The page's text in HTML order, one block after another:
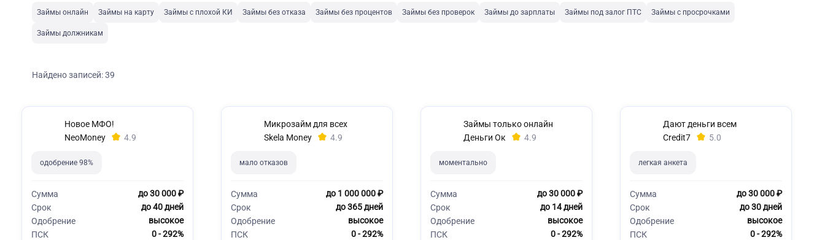
Займы онлайн Займы на карту Займы с плохой КИ Займы без отказа Займы без процентов Займы без проверок Займы до зарплаты Займы под залог ПТС Займы с просрочками
Займы должникам
Найдено записей:39
Новое МФО!
NeoMoney
4.9
одобрение 98%
Сумма
до 30 000 ₽
Срок
до 40 дней
Одобрение
высокое
ПСК
0 - 292%
Микрозайм для всех
Skela Money
4.9
мало отказов
Сумма
до 1 000 000 ₽
Срок
до 365 дней
Одобрение
высокое
ПСК
0 - 292%
Займы только онлайн
Деньги Ок
4.9
моментально
Сумма
до 30 000 ₽
Срок
до 14 дней
Одобрение
высокое
ПСК
0 - 292%
Дают деньги всем
Credit7
5.0
легкая анкета
Сумма
до 30 000 ₽
Срок
до 30 дней
Одобрение
высокое
ПСК
0 - 292%